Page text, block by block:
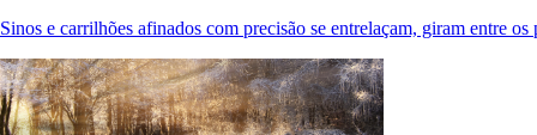
Sinos e carrilhões afinados com precisão se entrelaçam, giram entre os